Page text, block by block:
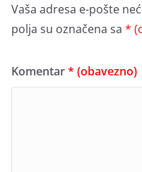
Vaša adresa e-pošte
polja su označena sa *
Komentar* (obavezno)